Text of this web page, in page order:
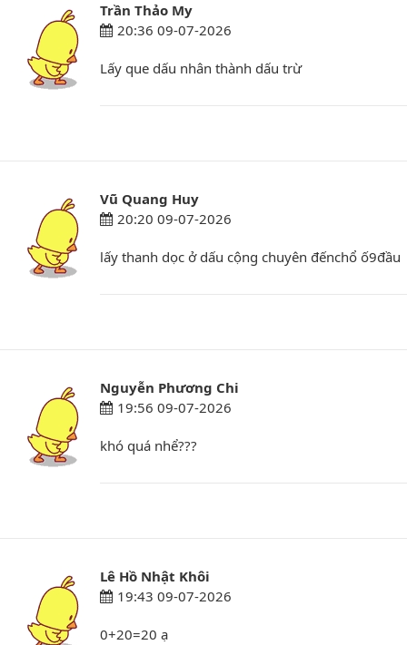
Trần Thảo My
20:36 09-07-2026
Lấy que dấu nhân thành dấu trừ
Vũ Quang Huy
20:20 09-07-2026
lấy thanh dọc ở dấu cộng chuyên đếnchổ ố9đầu
Nguyễn Phương Chi
19:56 09-07-2026
khó quá nhể???
Lê Hồ Nhật Khôi
19:43 09-07-2026
0+20=20 ạ